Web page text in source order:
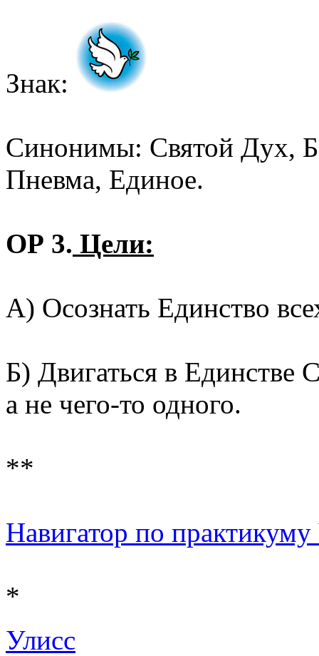
Знак:
Синонимы: Святой Дух,
Пневма, Единое.
ОР 3. Цели:
А) Осознать Единство
Б) Двигаться в Единстве
а не чего-то одного.
**
Навигатор по
*
Улисс